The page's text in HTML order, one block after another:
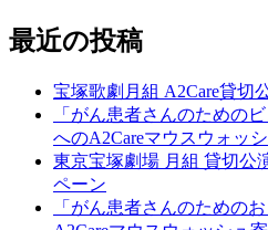
最近の投稿
宝塚歌劇月組 A2Care貸切
「がん患者さんのための
へのA2Careマウスウォッ
東京宝塚劇場 月組 貸切公
ペーン
「がん患者さんのための